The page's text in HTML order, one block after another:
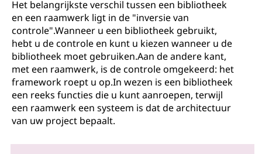
Het belangrijkste verschil tussen een bibliotheek
en een raamwerk ligt in de "inversie van
controle".Wanneer u een bibliotheek gebruikt,
hebt u de controle en kunt u kiezen wanneer u de
bibliotheek moet gebruiken.Aan de andere kant,
met een raamwerk, is de controle omgekeerd: het
framework roept u op.In wezen is een bibliotheek
een reeks functies die u kunt aanroepen, terwijl
een raamwerk een systeem is dat de architectuur
van uw project bepaalt.